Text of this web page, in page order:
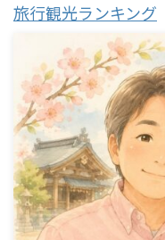
旅行観光ランキング